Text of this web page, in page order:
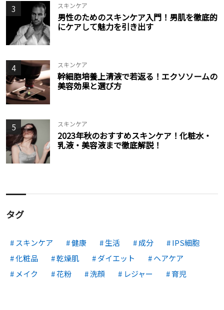
3 スキンケア
男性のためのスキンケア入門！男肌を徹底的
にケアして魅力を引き出す
4 スキンケア
幹細胞培養上清液で若返る！エクソソームの
美容効果と選び方
5 スキンケア
2023年秋のおすすめスキンケア！化粧水・
乳液・美容液まで徹底解説！
タグ
スキンケア 健康 生活 成分
IPS細胞
化粧品
乾燥肌 ダイエット
ヘアケア
メイク
花粉 洗顔 レジャー 育児